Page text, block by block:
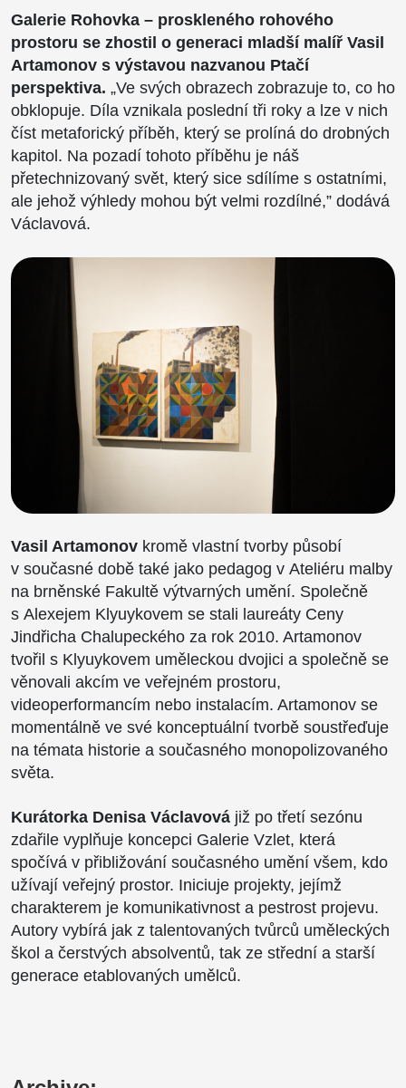
Galerie Rohovka – proskleného rohového
prostoru se zhostil o generaci mladší malíř Vasil
Artamonov s výstavou nazvanou Ptačí
perspektiva. „Ve svých obrazech zobrazuje to, co ho
obklopuje. Díla vznikala poslední tři roky a lze v nich
číst metaforický příběh, který se prolíná do drobných
kapitol. Na pozadí tohoto příběhu je náš
přetechnizovaný svět, který sice sdílíme s ostatními,
ale jehož výhledy mohou být velmi rozdílné,” dodává
Václavová.
Vasil Artamonov kromě vlastní tvorby působí
v současné době také jako pedagog v Ateliéru malby
na brněnské Fakultě výtvarných umění. Společně
s Alexejem Klyuykovem se stali laureáty Ceny
Jindřicha Chalupeckého za rok 2010. Artamonov
tvořil s Klyuykovem uměleckou dvojici a společně se
věnovali akcím ve veřejném prostoru,
videoperformancím nebo instalacím. Artamonov se
momentálně ve své konceptuální tvorbě soustřeďuje
na témata historie a současného monopolizovaného
světa.
Kurátorka Denisa Václavová již po třetí sezónu
zdařile vyplňuje koncepci Galerie Vzlet, která
spočívá v přibližování současného umění všem, kdo
užívají veřejný prostor. Iniciuje projekty, jejímž
charakterem je komunikativnost a pestrost projevu.
Autory vybírá jak z talentovaných tvůrců uměleckých
škol a čerstvých absolventů, tak ze střední a starší
generace etablovaných umělců.